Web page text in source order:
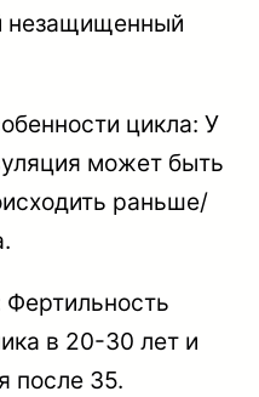
незащищенный
цикла: У
может быть
раньше/
Фертильность
в 20-30 лет и
после 35.